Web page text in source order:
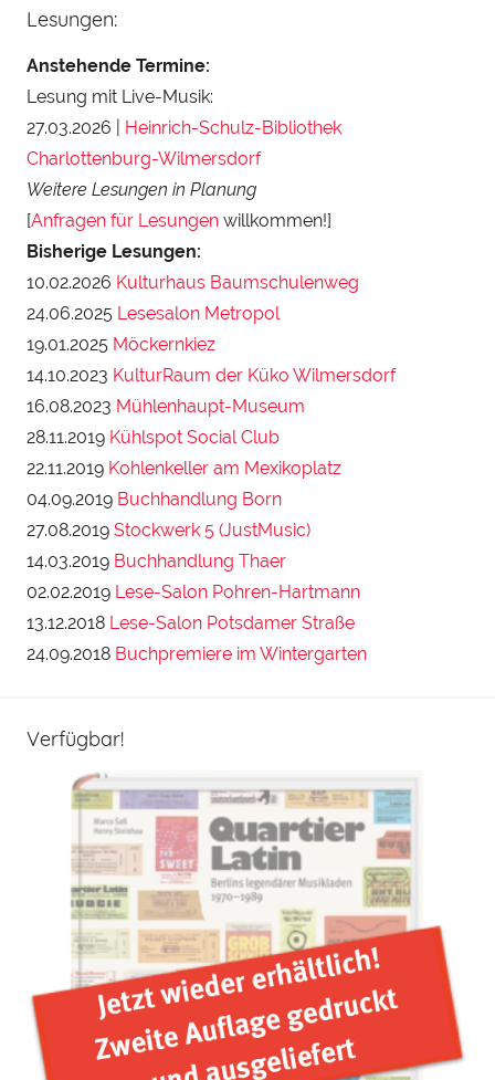
Lesungen:
Anstehende Termine:
Lesung mit Live-Musik:
27.03.2026 | Heinrich-Schulz-Bibliothek
Charlottenburg-Wilmersdorf
Weitere Lesungen in Planung
[Anfragen für Lesungen willkommen!]
Bisherige Lesungen:
10.02.2026 Kulturhaus Baumschulenweg
24.06.2025 Lesesalon Metropol
19.01.2025 Möckernkiez
14.10.2023 KulturRaum der Küko Wilmersdorf
16.08.2023 Mühlenhaupt-Museum
28.11.2019 Kühlspot Social Club
22.11.2019 Kohlenkeller am Mexikoplatz
04.09.2019 Buchhandlung Born
27.08.2019 Stockwerk 5 (JustMusic)
14.03.2019 Buchhandlung Thaer
02.02.2019 Lese-Salon Pohren-Hartmann
13.12.2018 Lese-Salon Potsdamer Straße
24.09.2018 Buchpremiere im Wintergarten
Verfügbar!